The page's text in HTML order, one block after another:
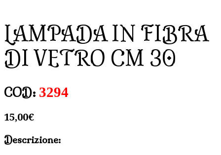
LAMPADA IN FIBRA
DI VETRO CM 30
COD: 3294
15,00€
Descrizione: